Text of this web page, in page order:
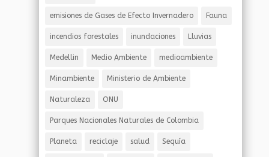
emisiones de Gases de Efecto Invernadero Fauna
incendios forestales inundaciones Lluvias
Medellin Medio Ambiente medioambiente
Minambiente Ministerio de Ambiente
Naturaleza ONU
Parques Nacionales Naturales de Colombia
Planeta reciclaje salud Sequía